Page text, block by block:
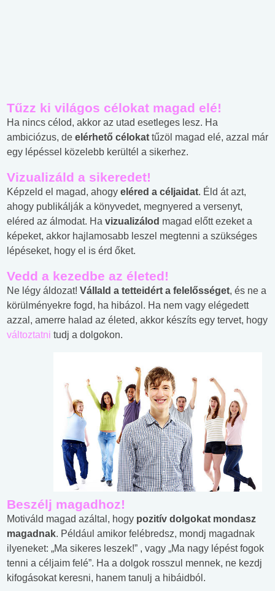
Tűzz ki világos célokat magad elé!
Ha nincs célod, akkor az utad esetleges lesz. Ha
ambiciózus, de elérhető célokat tűzöl magad elé, azzal már
egy lépéssel közelebb kerültél a sikerhez.
Vizualizáld a sikeredet!
Képzeld el magad, ahogy eléred a céljaidat. Éld át azt,
ahogy publikálják a könyvedet, megnyered a versenyt,
eléred az álmodat. Ha vizualizálod magad előtt ezeket a
képeket, akkor hajlamosabb leszel megtenni a szükséges
lépéseket, hogy el is érd őket.
Vedd a kezedbe az életed!
Ne légy áldozat! Vállald a tetteidért a felelősséget, és ne a
körülményekre fogd, ha hibázol. Ha nem vagy elégedett
azzal, amerre halad az életed, akkor készíts egy tervet, hogy
változtatni tudj a dolgokon.
Beszélj magadhoz!
Motiváld magad azáltal, hogy pozitív dolgokat mondasz
magadnak. Például amikor felébredsz, mondj magadnak
ilyeneket: „Ma sikeres leszek!” , vagy „Ma nagy lépést fogok
tenni a céljaim felé”. Ha a dolgok rosszul mennek, ne kezdj
kifogásokat keresni, hanem tanulj a hibáidból.